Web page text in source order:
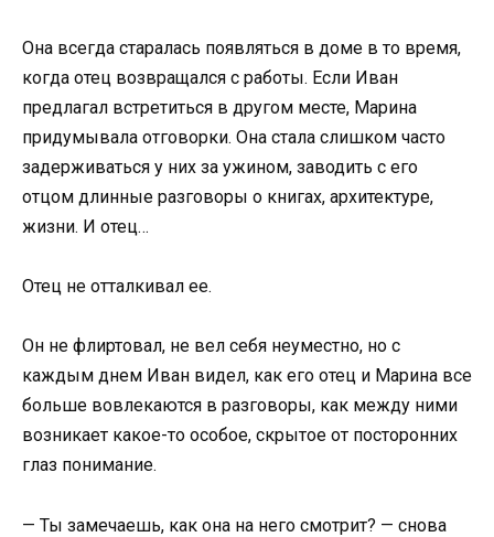
Она всегда старалась появляться в доме в то время,
когда отец возвращался с работы. Если Иван
предлагал встретиться в другом месте, Марина
придумывала отговорки. Она стала слишком часто
задерживаться у них за ужином, заводить с его
отцом длинные разговоры о книгах, архитектуре,
жизни. И отец…
Отец не отталкивал ее.
Он не флиртовал, не вел себя неуместно, но с
каждым днем Иван видел, как его отец и Марина все
больше вовлекаются в разговоры, как между ними
возникает какое-то особое, скрытое от посторонних
глаз понимание.
— Ты замечаешь, как она на него смотрит? — снова